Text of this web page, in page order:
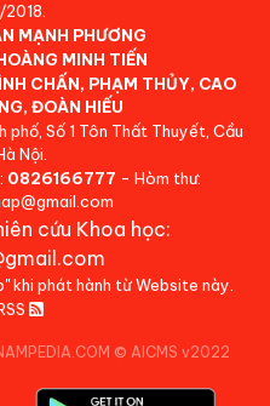
MẠNH PHƯƠNG
MINH TIẾN
CHẤN, PHẠM THỦY, CAO
ĐOÀN HIẾU
phố, Số 1 Tôn Thất Thuyết, Cầu
Nội.
0826166777 - Hòm thư:
cứu Khoa học:
khi phát hành từ Website này.
© AICMS v2022